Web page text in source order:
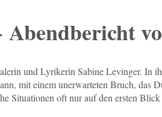
und Lyrikerin Sabine Levinger. In
mit einem unerwarteten Bruch, das
Situationen oft nur auf den ersten